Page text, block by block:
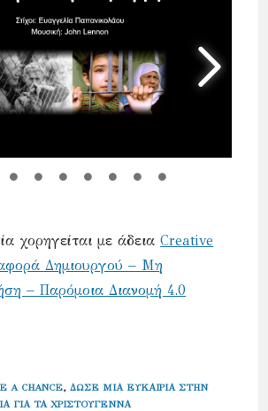
χορηγείται με άδειαCreative
Δημιουργού – Μη
– Παρόμοια Διανομή 4.0
A CHANCE, ΔΏΣΕ ΜΙΑ ΕΥΚΑΙΡΊΑ ΣΤΗΝ
ΓΙΑ ΤΑ ΧΡΙΣΤΟΎΓΕΝΝΑ